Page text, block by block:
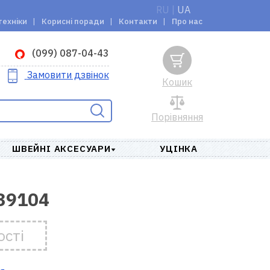
RU UA
Корисні поради Контакти Про нас
(099) 087-04-43
Замовити дзвінок
Порівняння
Кошик
ШВЕЙНІ АКСЕСУАРИ УЦІНКА